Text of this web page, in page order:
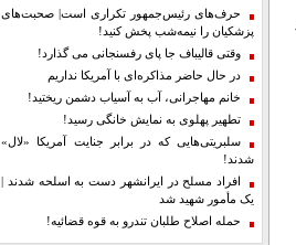
حرف‌های رئیس‌جمهور تکراری است| صحبت‌های
پزشکیان را نیمه‌شب پخش کنید!
وقتی قالیباف جا پای رفسنجانی می گذارد!
در حال حاضر مذاکره‌ای با آمریکا نداریم
خانم مهاجرانی، آب به آسیاب دشمن ریختید!
تطهیر پهلوی به نمایش خانگی رسید!
سلبریتی‌هایی که در برابر جنایت آمریکا «لال»
شدند!
افراد مسلح در ایرانشهر دست به اسلحه شدند |
یک مأمور شهید شد
حمله اصلاح طلبان تندرو به قوه قضائیه!